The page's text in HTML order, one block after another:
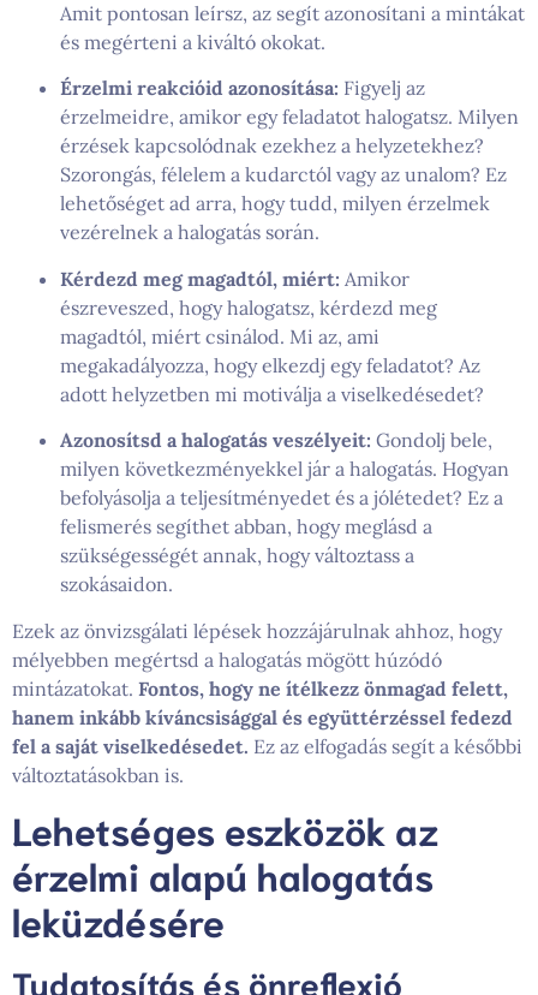
Amit pontosan leírsz, az segít azonosítani a mintákat
és megérteni a kiváltó okokat.
Érzelmi reakcióid azonosítása: Figyelj az
érzelmeidre, amikor egy feladatot halogatsz. Milyen
érzések kapcsolódnak ezekhez a helyzetekhez?
Szorongás, félelem a kudarctól vagy az unalom? Ez
lehetőséget ad arra, hogy tudd, milyen érzelmek
vezérelnek a halogatás során.
Kérdezd meg magadtól, miért: Amikor
észreveszed, hogy halogatsz, kérdezd meg
magadtól, miért csinálod. Mi az, ami
megakadályozza, hogy elkezdj egy feladatot? Az
adott helyzetben mi motiválja a viselkedésedet?
Azonosítsd a halogatás veszélyeit: Gondolj bele,
milyen következményekkel jár a halogatás. Hogyan
befolyásolja a teljesítményedet és a jólétedet? Ez a
felismerés segíthet abban, hogy meglásd a
szükségességét annak, hogy változtass a
szokásaidon.
Ezek az önvizsgálati lépések hozzájárulnak ahhoz, hogy
mélyebben megértsd a halogatás mögött húzódó
mintázatokat. Fontos, hogy ne ítélkezz önmagad felett,
hanem inkább kíváncsisággal és együttérzéssel fedezd
fel a saját viselkedésedet. Ez az elfogadás segít a későbbi
változtatásokban is.
Lehetséges eszközök az
érzelmi alapú halogatás
leküzdésére
Tudatosítás és önreflexió